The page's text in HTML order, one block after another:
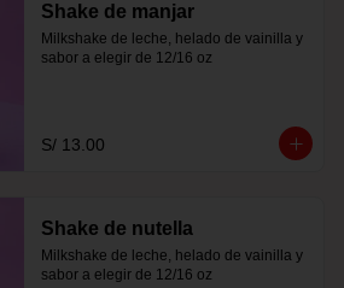
Shake de manjar
Milkshake de leche, helado de vainilla y
sabor a elegir de 12/16 oz
S/ 13.00
Shake de nutella
Milkshake de leche, helado de vainilla y
sabor a elegir de 12/16 oz